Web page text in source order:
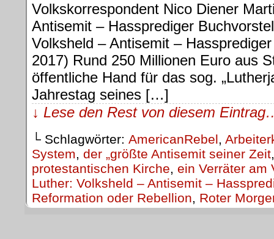
Volkskorrespondent Nico Diener
Antisemit – Hassprediger
Volksheld – Antisemit –
2017) Rund 250 Millionen Euro aus
öffentliche Hand für das sog.
Jahrestag seines […]
↓ Lese den Rest von diesem
└ Schlagwörter: AmericanRebel,
System, der „größte Antisemit seiner Zeit
protestantischen Kirche, ein Verräter am
Luther: Volksheld – Antisemit –
Reformation oder Rebellion, Roter